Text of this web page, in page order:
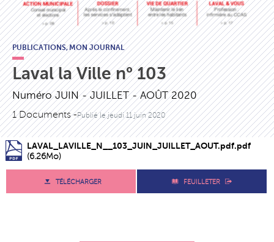
PUBLICATIONS,MON JOURNAL
Laval la Ville n° 103
Numéro JUIN - JUILLET - AOÛT 2020
1 Documents -Publié lejeudi 11 juin 2020
LAVAL_LAVILLE_N__103_JUIN_JUILLET_AOUT.pdf.pdf
(6.26Mo)
TÉLÉCHARGER FEUILLETER